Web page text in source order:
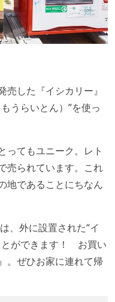
売した『イシカリー』
うらいとん）”を使っ
ってもユニーク。レト
売られています。これ
地であることにちなん
、外に設置された“イ
とができます！ お買い
。ぜひお家に連れて帰